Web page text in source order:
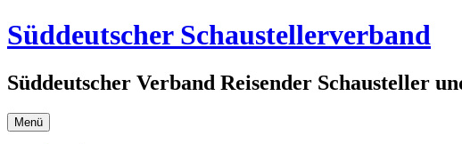
Zum
Inhalt
Süddeutscher Schaustellerverband
Süddeutscher Verband Reisender Schausteller
Menü